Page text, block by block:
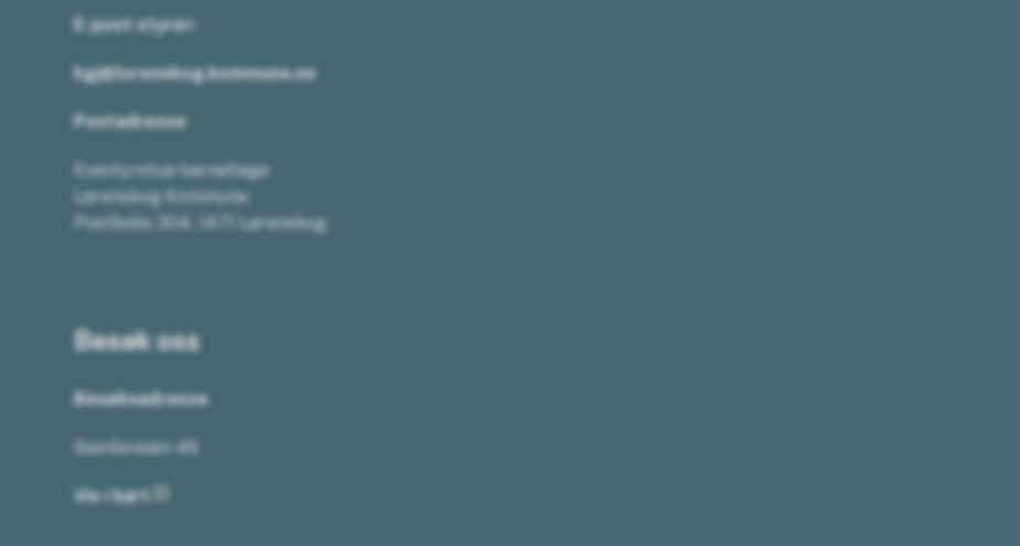
E-post styrer:
kgj@lorenskog.kommune.no
Postadresse
Eventyrstua barnehage
Lørenskog Kommune
Postboks 304, 1471 Lørenskog
Besøk oss
Besøksadresse
Gamleveien 46
Vis i kart